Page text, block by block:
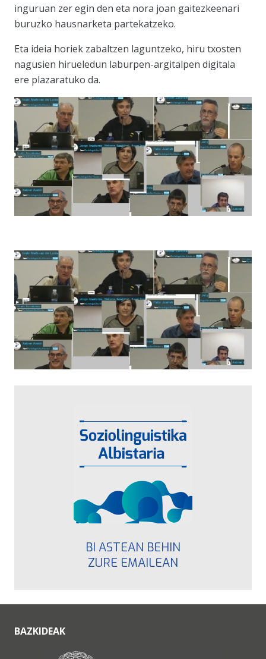
inguruan zer egin den eta nora joan gaitezkeenari
buruzko hausnarketa partekatzeko.
Eta ideia horiek zabaltzen laguntzeko, hiru txosten
nagusien hirueledun laburpen-argitalpen digitala
ere plazaratuko da.
BI ASTEAN BEHIN
ZURE EMAILEAN
BAZKIDEAK